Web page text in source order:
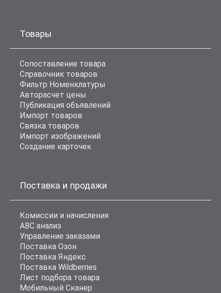
Товары
Сопоставление товара
Справочник товаров
Фильтр Номенклатуры
Авторасчет цены
Публикация объявлений
Импорт товаров
Связка товаров
Импорт изображений
Создание карточек
Поставка и продажи
Комиссии и начисления
ABC анализ
Управление заказами
Поставка Озон
Поставка Яндекс
Поставка Wildberries
Лист подбора товара
Мобильный Сканер